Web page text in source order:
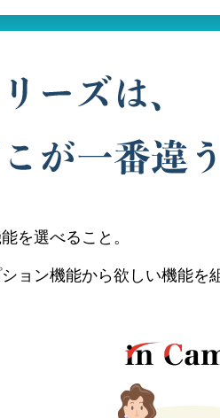
を選べること。
ョン機能から欲しい機能を